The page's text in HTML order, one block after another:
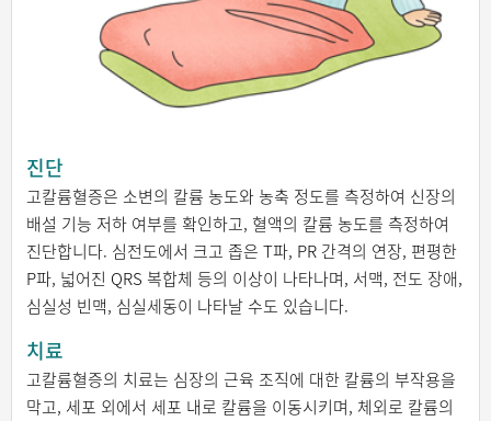
진단
고칼륨혈증은 소변의 칼륨 농도와 농축 정도를 측정하여 신장의
배설 기능 저하 여부를 확인하고, 혈액의 칼륨 농도를 측정하여
진단합니다. 심전도에서 크고 좁은 T파, PR 간격의 연장, 편평한
P파, 넓어진 QRS 복합체 등의 이상이 나타나며, 서맥, 전도 장애,
심실성 빈맥, 심실세동이 나타날 수도 있습니다.
치료
고칼륨혈증의 치료는 심장의 근육 조직에 대한 칼륨의 부작용을
막고, 세포 외에서 세포 내로 칼륨을 이동시키며, 체외로 칼륨의